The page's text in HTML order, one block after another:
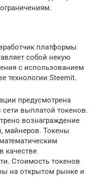
платформы
собой некую
с использованием
технологии Steemit.
предусмотрена
выплатой токенов.
вознаграждение
майнеров. Токены
качестве
Стоимость токенов
на открытом рынке и